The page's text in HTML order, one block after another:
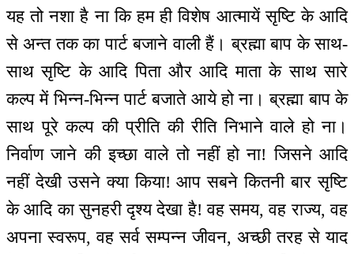
यह तो नशा है ना कि हम ही विशेष आत्मायें सृष्टि के आदि
से अन्त तक का पार्ट बजाने वाली हैं। ब्रह्मा बाप के साथ-
साथ सृष्टि के आदि पिता और आदि माता के साथ सारे
कल्प में भिन्न-भिन्न पार्ट बजाते आये हो ना। ब्रह्मा बाप के
साथ पूरे कल्प की प्रीति की रीति निभाने वाले हो ना।
निर्वाण जाने की इच्छा वाले तो नहीं हो ना! जिसने आदि
नहीं देखी उसने क्या किया! आप सबने कितनी बार सृष्टि
के आदि का सुनहरी दृश्य देखा है! वह समय, वह राज्य, वह
अपना स्वरूप, वह सर्व सम्पन्न जीवन, अच्छी तरह से याद